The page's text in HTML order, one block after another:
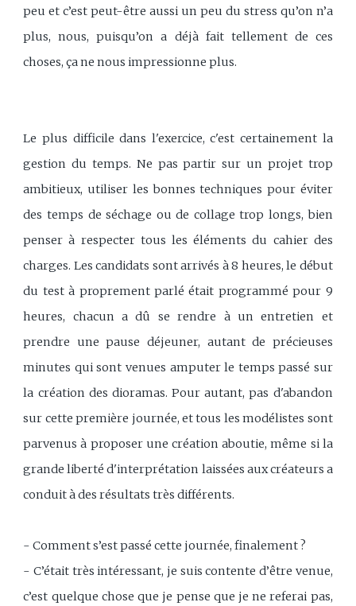
peu et c’est peut-être aussi un peu du stress qu’on n’a
plus, nous, puisqu’on a déjà fait tellement de ces
choses, ça ne nous impressionne plus.
Le plus difficile dans l'exercice, c'est certainement la
gestion du temps. Ne pas partir sur un projet trop
ambitieux, utiliser les bonnes techniques pour éviter
des temps de séchage ou de collage trop longs, bien
penser à respecter tous les éléments du cahier des
charges. Les candidats sont arrivés à 8 heures, le début
du test à proprement parlé était programmé pour 9
heures, chacun a dû se rendre à un entretien et
prendre une pause déjeuner, autant de précieuses
minutes qui sont venues amputer le temps passé sur
la création des dioramas. Pour autant, pas d'abandon
sur cette première journée, et tous les modélistes sont
parvenus à proposer une création aboutie, même si la
grande liberté d'interprétation laissées aux créateurs a
conduit à des résultats très différents.
- Comment s’est passé cette journée, finalement ?
- C’était très intéressant, je suis contente d’être venue,
c’est quelque chose que je pense que je ne referai pas,